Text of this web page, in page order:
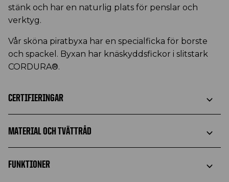
stänk och har en naturlig plats för penslar och
verktyg.
Vår sköna piratbyxa har en specialficka för borste
och spackel. Byxan har knäskyddsfickor i slitstark
CORDURA®.
CERTIFIERINGAR
MATERIAL OCH TVÄTTRÅD
FUNKTIONER